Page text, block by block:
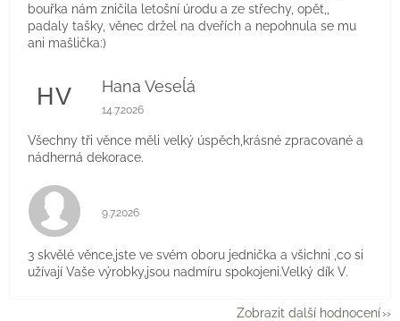
bouřka nám zničila letošní úrodu a ze střechy, opět,,
padaly tašky, věnec držel na dveřích a nepohnula se mu
ani mašlička:)
HV Hana Veseĺá
Hodnocení obchodu je 5 z 5 hvězdiček.
14.7.2026
Všechny tři věnce měli velký úspěch,krásné zpracované a
nádherná dekorace.
Hodnocení obchodu je 5 z 5 hvězdiček.
9.7.2026
3 skvělé věnce,jste ve svém oboru jednička a všichni ,co si
užívají Vaše výrobky,jsou nadmíru spokojeni.Velký dík V.
Zobrazit další hodnocení